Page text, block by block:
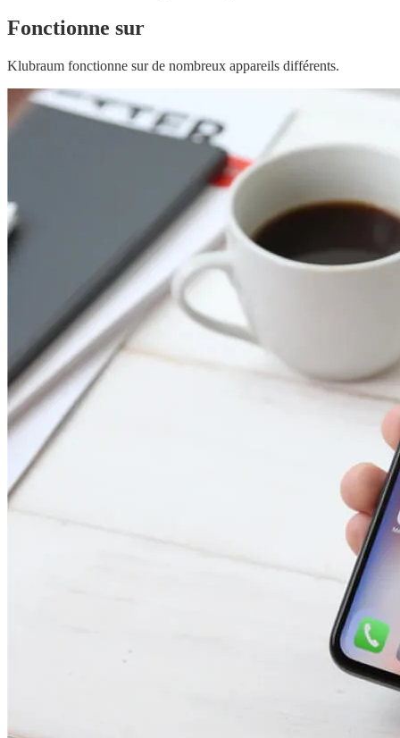
Fonctionne sur
Klubraum fonctionne sur de nombreux appareils différents.